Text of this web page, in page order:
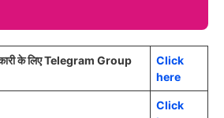
के लिए Telegram Group
Click
here
Click